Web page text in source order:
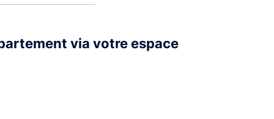
via votre espace